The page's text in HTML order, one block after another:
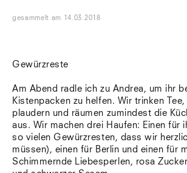
gesammelt am 14.03.2018
Gewürzreste
Am Abend radle ich zu Andrea, um ihr
Kistenpacken zu helfen. Wir trinken
plaudern und räumen zumindest die
aus. Wir machen drei Haufen: Einen für
so vielen Gewürzresten, dass wir
müssen), einen für Berlin und einen für
Schimmernde Liebesperlen, rosa